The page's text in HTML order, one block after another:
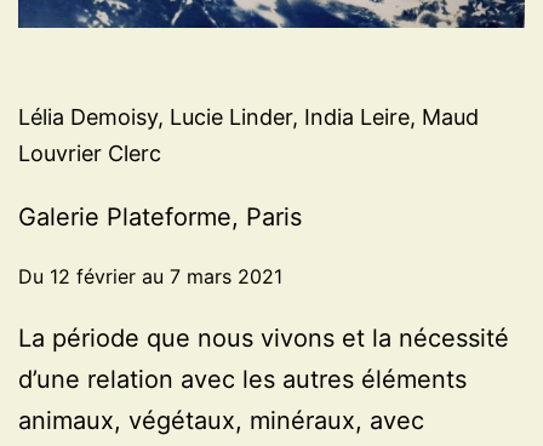
Lélia Demoisy, Lucie Linder, India Leire, Maud
Louvrier Clerc
Galerie Plateforme, Paris
Du 12 février au 7 mars 2021
La période que nous vivons et la nécessité
d’une relation avec les autres éléments
animaux, végétaux, minéraux, avec